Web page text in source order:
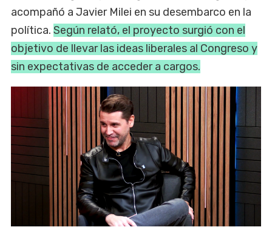
acompañó a Javier Milei en su desembarco en la
política. Según relató, el proyecto surgió con el
objetivo de llevar las ideas liberales al Congreso y
sin expectativas de acceder a cargos.